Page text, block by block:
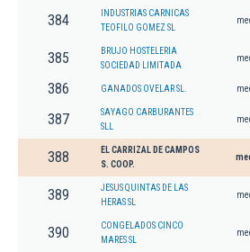
384
INDUSTRIAS CARNICAS
TEOFILO GOMEZ SL
385
BRUJO HOSTELERIA
SOCIEDAD LIMITADA
386 GANADOS OVELAR SL.
387
SAYAGO CARBURANTES
SLL
388
EL CARRIZAL DE CAMPOS
S. COOP.
389
JESUS QUINTAS DE LAS
HERAS SL
390
CONGELADOS CINCO
MARES SL